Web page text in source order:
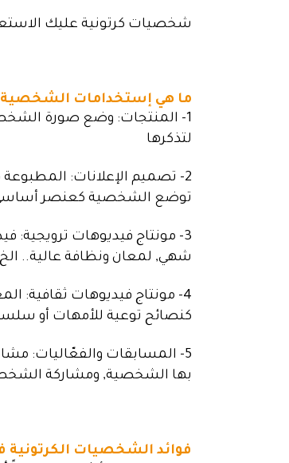
شخصيات كرتونية عليك
ما هي إستخدامات الشخصية
1- المنتجات: وضع صورة
لتذكرها
2- تصميم الإعلانات:
توضع الشخصية كعنصر
3- مونتاج فيديوهات
شهي, لمعان ونظافة عالية..
4- مونتاج فيديوهات ثقافية:
كنصائح توعية للأمهات أو
5- المسابقات والفعّاليات:
بها الشخصية, ومشاركة
فوائد الشخصيات الكرتونية